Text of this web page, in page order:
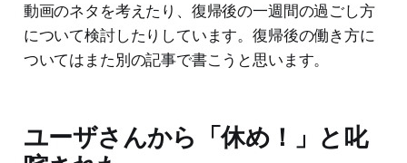
動画のネタを考えたり、復帰後の一週間の過ごし方
について検討したりしています。復帰後の働き方に
ついてはまた別の記事で書こうと思います。
ユーザさんから「休め！」と叱